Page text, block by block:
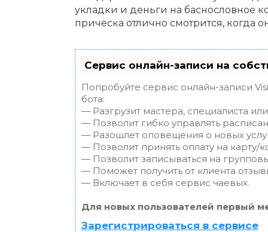
укладки и деньги на баснословное
прическа отлично смотрится, когда
Сервис онлайн-записи на
Попробуйте сервис онлайн-записи
бота:
— Разгрузит мастера, специалиста
— Позволит гибко управлять
— Разошлет оповещения о новых
— Позволит принять оплату на карту/
— Позволит записываться на
— Поможет получить от клиента
— Включает в себя сервис чаевых.
Для новых пользователей первый
Зарегистрироваться в сервисе